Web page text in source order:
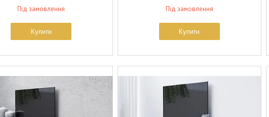
Під замовлення
Купити
Під замовлення
Купити